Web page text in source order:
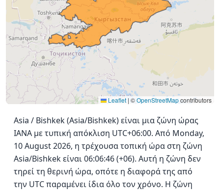
Leaflet | ©OpenStreetMapcontributors
Asia / Bishkek (Asia/Bishkek) είναι μια ζώνη ώρας
IANA με τυπική απόκλιση UTC+06:00. Από Monday,
10 August 2026, η τρέχουσα τοπική ώρα στη ζώνη
Asia/Bishkek είναι 06:06:46 (+06). Αυτή η ζώνη δεν
τηρεί τη θερινή ώρα, οπότε η διαφορά της από
την UTC παραμένει ίδια όλο τον χρόνο. Η ζώνη